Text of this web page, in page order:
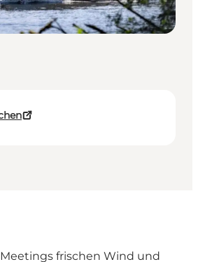
frischen Wind und